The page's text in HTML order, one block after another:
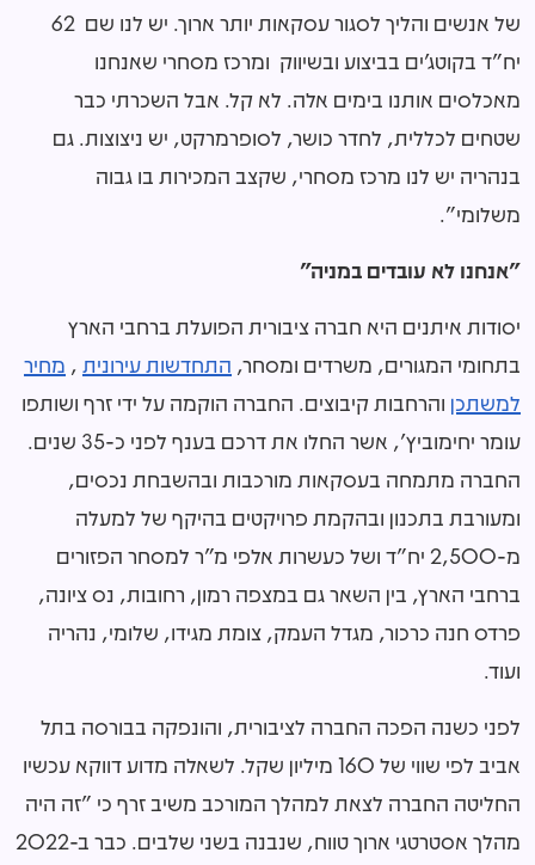
של אנשים והליך לסגור עסקאות יותר ארוך. יש לנו שם 62
יח"ד בקוטג'ים בביצוע ובשיווק ומרכז מסחרי שאנחנו
מאכלסים אותנו בימים אלה. לא קל. אבל השכרתי כבר
שטחים לכללית, לחדר כושר, לסופרמרקט, יש ניצוצות. גם
בנהריה יש לנו מרכז מסחרי, שקצב המכירות בו גבוה
משלומי".
"אנחנו לא עובדים במניה"
יסודות איתנים היא חברה ציבורית הפועלת ברחבי הארץ
בתחומי המגורים, משרדים ומסחר, התחדשות עירונית , מחיר
למשתכן והרחבות קיבוצים. החברה הוקמה על ידי זרף ושותפו
עומר יחימוביץ', אשר החלו את דרכם בענף לפני כ-35 שנים.
החברה מתמחה בעסקאות מורכבות ובהשבחת נכסים,
ומעורבת בתכנון ובהקמת פרויקטים בהיקף של למעלה
מ-2,500 יח"ד ושל כעשרות אלפי מ"ר למסחר הפזורים
ברחבי הארץ, בין השאר גם במצפה רמון, רחובות, נס ציונה,
פרדס חנה כרכור, מגדל העמק, צומת מגידו, שלומי, נהריה
ועוד.
לפני כשנה הפכה החברה לציבורית, והונפקה בבורסה בתל
אביב לפי שווי של 160 מיליון שקל. לשאלה מדוע דווקא עכשיו
החליטה החברה לצאת למהלך המורכב משיב זרף כי "זה היה
מהלך אסטרטגי ארוך טווח, שנבנה בשני שלבים. כבר ב-2022